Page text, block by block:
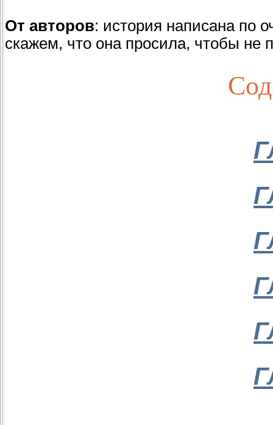
От авторов: история написана по
скажем, что она просила, чтобы не